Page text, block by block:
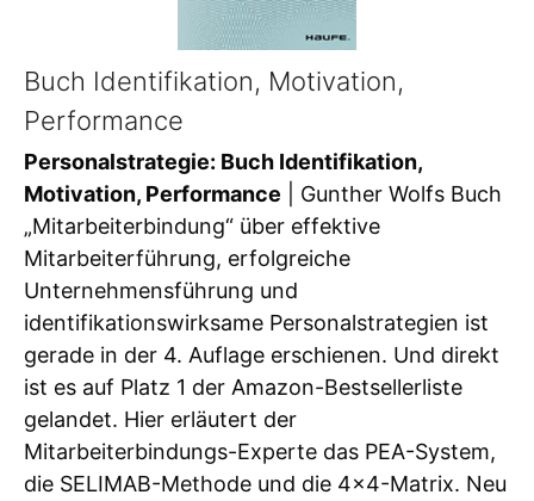
Buch Identifikation, Motivation,
Performance
Personalstrategie: Buch Identifikation,
Motivation, Performance | Gunther Wolfs Buch
„Mitarbeiterbindung“ über effektive
Mitarbeiterführung, erfolgreiche
Unternehmensführung und
identifikationswirksame Personalstrategien ist
gerade in der 4. Auflage erschienen. Und direkt
ist es auf Platz 1 der Amazon-Bestsellerliste
gelandet. Hier erläutert der
Mitarbeiterbindungs-Experte das PEA-System,
die SELIMAB-Methode und die 4×4-Matrix. Neu